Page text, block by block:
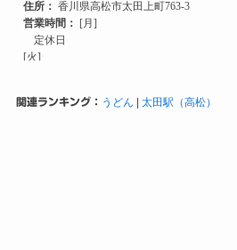
関連ランキング： うどん | 太田駅（高松）